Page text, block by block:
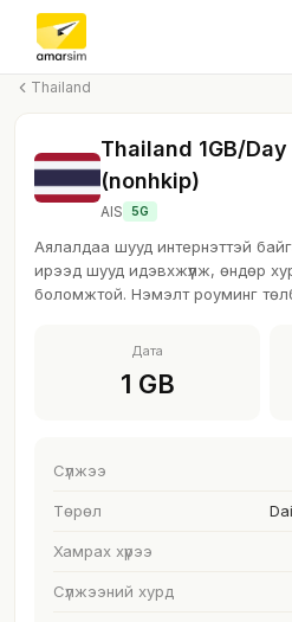
Skip to Content
Thailand
Thailand 1GB/Day
(nonhkip)
AIS 5G
Аялалдаа шууд интернэттэй
ирээд шууд идэвхжүүлж, өндөр
боломжтой. Нэмэлт роуминг
Дата
1 GB
Сүлжээ
Төрөл
Хамрах хүрээ
Сүлжээний хурд